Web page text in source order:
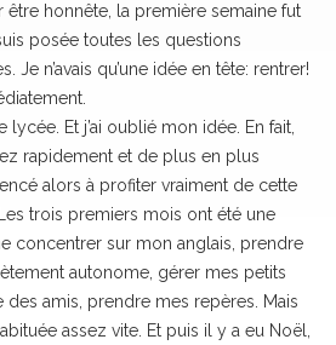
être honnête, la première semaine fut
posée toutes les questions
Je n’avais qu’une idée en tête: rentrer!
lycée. Et j’ai oublié mon idée. En fait,
rapidement et de plus en plus
alors à profiter vraiment de cette
trois premiers mois ont été une
concentrer sur mon anglais, prendre
autonome, gérer mes petits
amis, prendre mes repères. Mais
assez vite. Et puis il y a eu Noël,